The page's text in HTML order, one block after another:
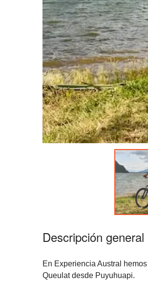
Descripción general
En Experiencia Austral
Queulat desde Puyuhuapi.